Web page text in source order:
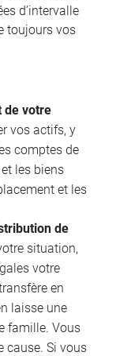
d’intervalle
toujours vos
de votre
vos actifs, y
comptes de
les biens
et les
de
situation,
votre
en
laisse une
famille. Vous
cause. Si vous